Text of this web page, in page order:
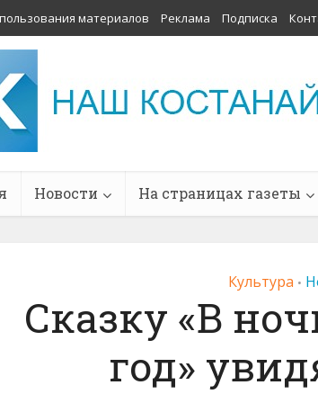
материалов Реклама Подписка
Новости На страницах газеты
Культура •
Сказку «В
год»